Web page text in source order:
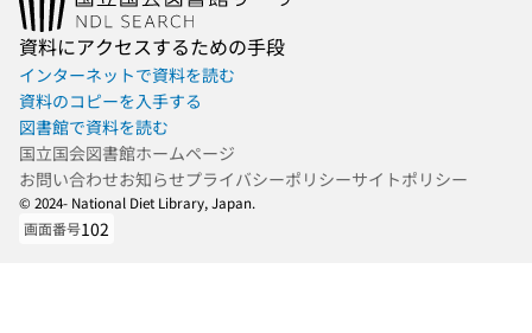
資料にアクセスするための手段
インターネットで資料を読む
資料のコピーを入手する
図書館で資料を読む
国立国会図書館ホームページ
お問い合わせお知らせプライバシーポリシーサイトポリシー
© 2024- National Diet Library, Japan.
画面番号102